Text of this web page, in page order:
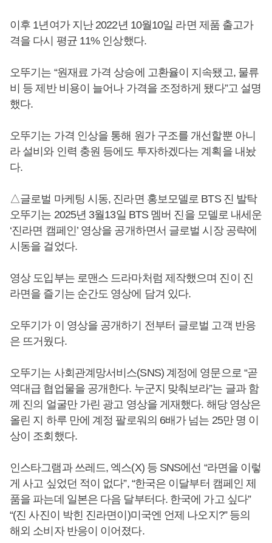
이후 1년여가 지난 2022년 10월10일 라면 제품 출고가
격을 다시 평균 11% 인상했다.
오뚜기는 “원재료 가격 상승에 고환율이 지속됐고, 물류
비 등 제반 비용이 늘어나 가격을 조정하게 됐다”고 설명
했다.
오뚜기는 가격 인상을 통해 원가 구조를 개선할뿐 아니
라 설비와 인력 충원 등에도 투자하겠다는 계획을 내놨
다.
△글로벌 마케팅 시동, 진라면 홍보모델로 BTS 진 발탁
오뚜기는 2025년 3월13일 BTS 멤버 진을 모델로 내세운
‘진라면 캠페인’ 영상을 공개하면서 글로벌 시장 공략에
시동을 걸었다.
영상 도입부는 로맨스 드라마처럼 제작했으며 진이 진
라면을 즐기는 순간도 영상에 담겨 있다.
오뚜기가 이 영상을 공개하기 전부터 글로벌 고객 반응
은 뜨거웠다.
오뚜기는 사회관계망서비스(SNS) 계정에 영문으로 “곧
역대급 협업물을 공개한다. 누군지 맞춰보라”는 글과 함
께 진의 얼굴만 가린 광고 영상을 게재했다. 해당 영상은
올린 지 하루 만에 계정 팔로워의 6배가 넘는 25만 명 이
상이 조회했다.
인스타그램과 쓰레드, 엑스(X) 등 SNS에선 “라면을 이렇
게 사고 싶었던 적이 없다”, “한국은 이달부터 캠페인 제
품을 파는데 일본은 다음 달부터다. 한국에 가고 싶다”
“(진 사진이 박힌 진라면이)미국엔 언제 나오지?” 등의
해외 소비자 반응이 이어졌다.